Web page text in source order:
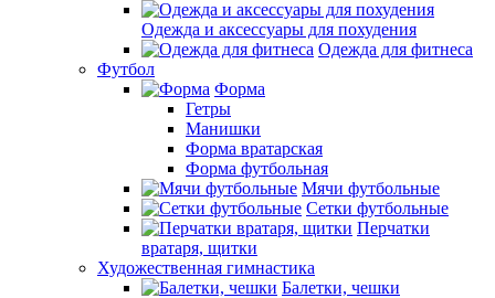
Одежда и аксессуары для похудения
Одежда для фитнеса
Футбол
Форма
Гетры
Манишки
Форма вратарская
Форма футбольная
Мячи футбольные
Сетки футбольные
Перчатки
вратаря, щитки
Художественная гимнастика
Балетки, чешки